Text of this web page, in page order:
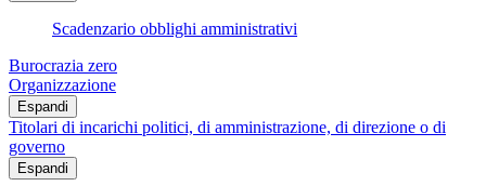
Scadenzario obblighi amministrativi
Burocrazia zero
Organizzazione
Espandi
Titolari di incarichi politici, di amministrazione, di direzione o di
governo
Espandi